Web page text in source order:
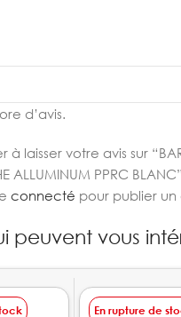
d’avis.
à laisser votre avis sur
ALLUMINUM PPRC BLANC”
connecté pour publier un
peuvent vous
En rupture de